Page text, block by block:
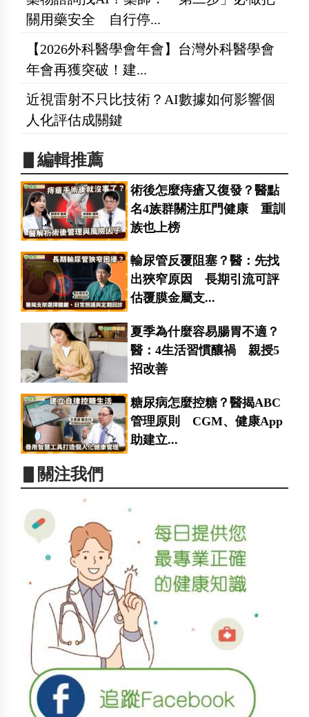
關用藥安全 自行停...
【2026外科醫學會年會】台灣外科醫學會
年會再獲突破！建...
近視雷射不只比技術？AI數據如何影響個
人化評估成關鍵
▋編輯推薦
術後怎麼痔瘡又復發？醫點
名4族群關注肛門健康 重訓
族也上榜
輸尿管反覆阻塞？醫：先找
出狹窄原因 長期引流可評
估覆膜金屬支...
夏季為什麼容易腸胃不適？
醫：4生活習慣釀禍 親授5
招改善
糖尿病怎麼控糖？醫揭ABC
管理原則 CGM、健康App
助建立...
▋關注我們